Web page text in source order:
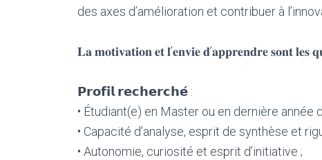
des axes d’amélioration et contribuer à
𝐋𝐚 𝐦𝐨𝐭𝐢𝐯𝐚𝐭𝐢𝐨𝐧 𝐞𝐭 𝐥’𝐞𝐧𝐯𝐢𝐞 𝐝’𝐚𝐩𝐩𝐫𝐞𝐧𝐝𝐫𝐞 𝐬𝐨𝐧𝐭 𝐥𝐞𝐬
𝗣𝗿𝗼𝗳𝗶𝗹 𝗿𝗲𝗰𝗵𝗲𝗿𝗰𝗵𝗲́ :
• Étudiant(e) en Master ou en dernière année
• Capacité d’analyse, esprit de synthèse et
• Autonomie, curiosité et esprit d’initiative ;